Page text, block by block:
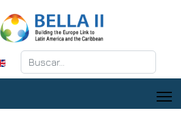
Buscar